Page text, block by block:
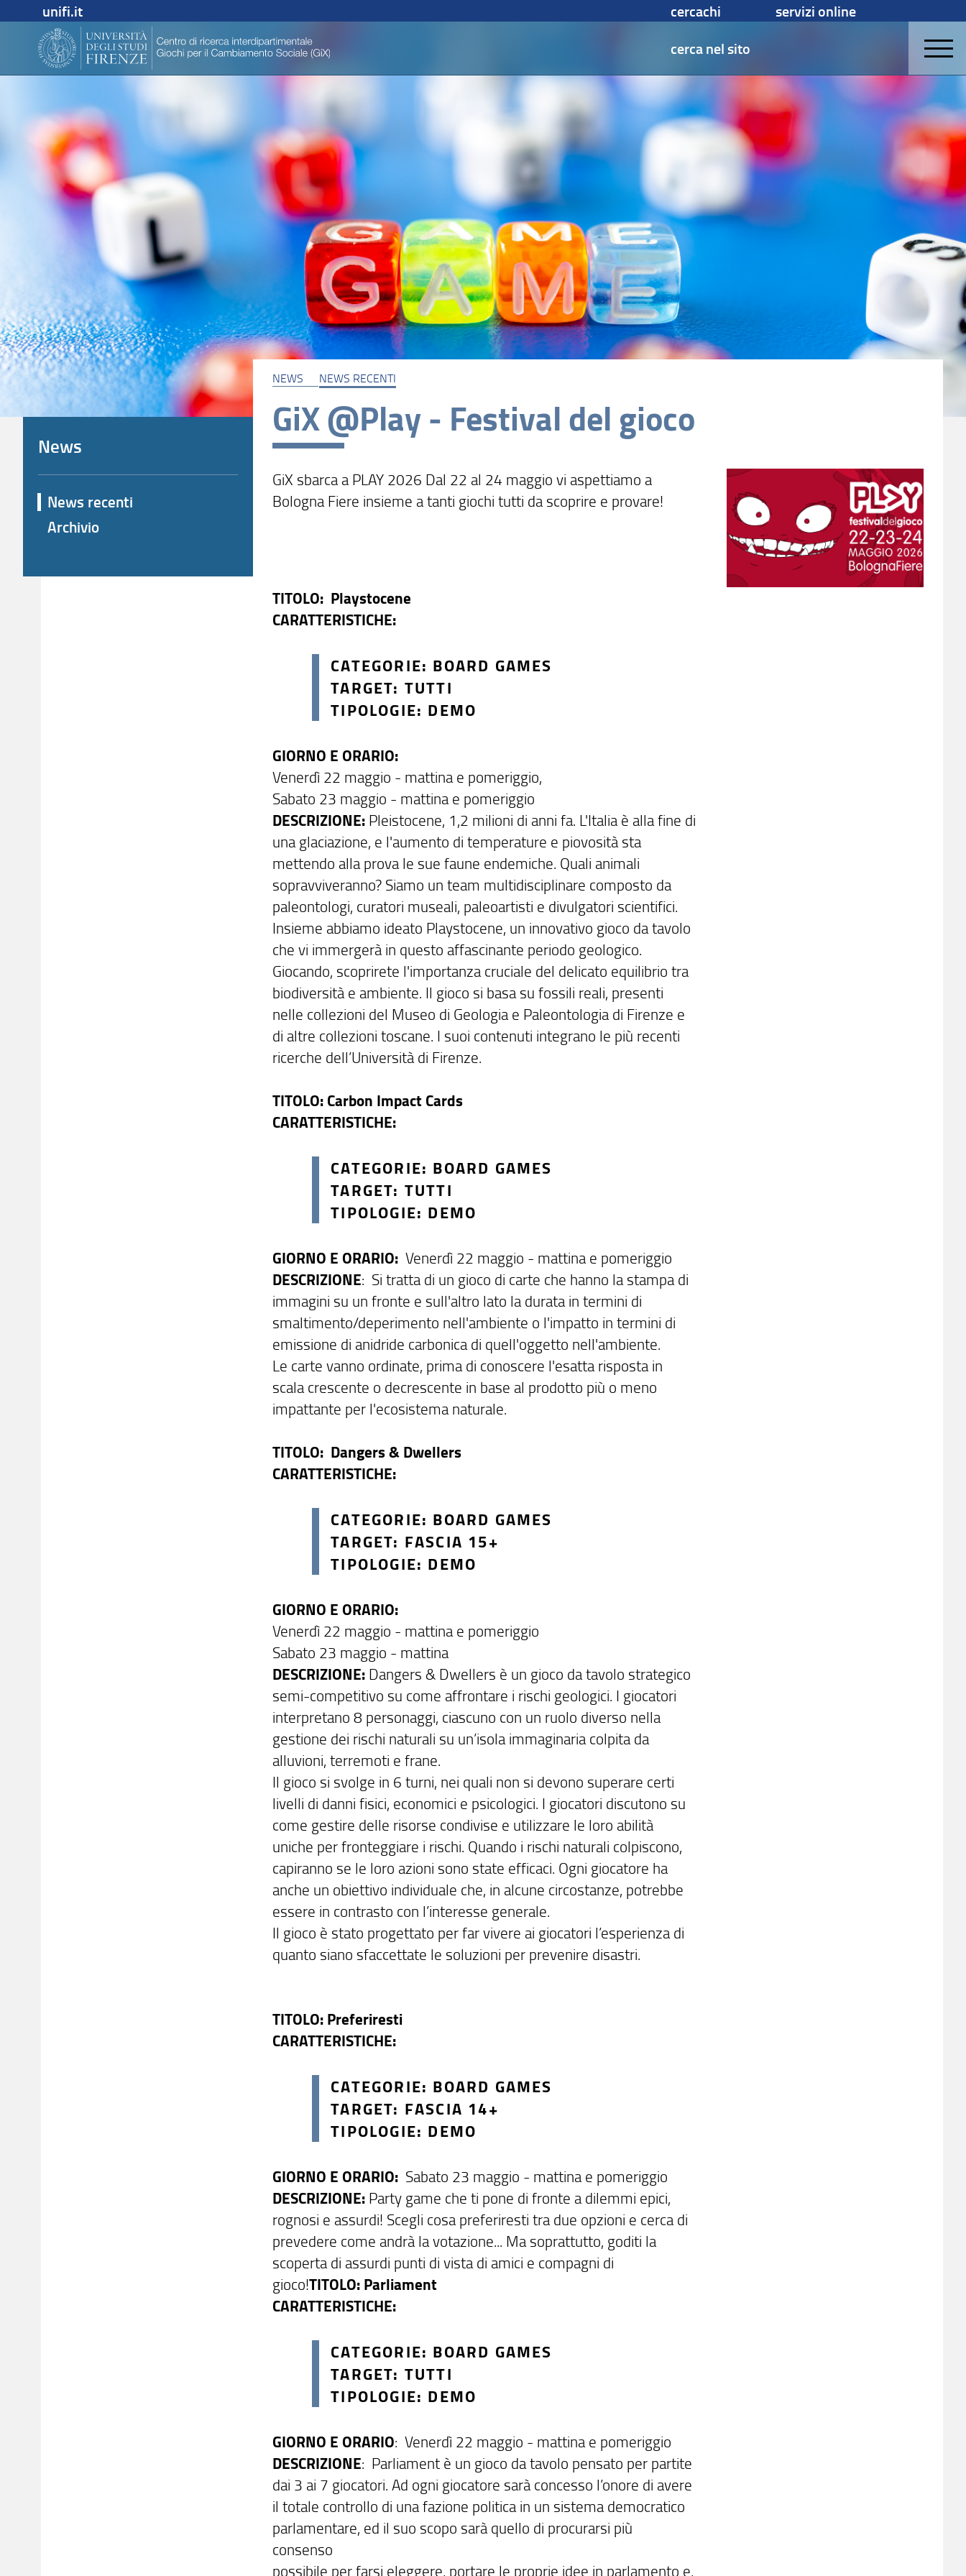
unifi.it cercachi
servizi online
cerca nel sito
NEWS NEWS RECENTI
GiX @Play - Festival del gioco
GiX sbarca a PLAY 2026 Dal 22 al 24 maggio vi aspettiamo a
Bologna Fiere insieme a tanti giochi tutti da scoprire e provare!
TITOLO: Playstocene
CARATTERISTICHE:
CATEGORIE: BOARD GAMES
TARGET: TUTTI
TIPOLOGIE: DEMO
GIORNO E ORARIO:
Venerdì 22 maggio - mattina e pomeriggio,
Sabato 23 maggio - mattina e pomeriggio
DESCRIZIONE: Pleistocene, 1,2 milioni di anni fa. L'Italia è alla fine di
una glaciazione, e l'aumento di temperature e piovosità sta
mettendo alla prova le sue faune endemiche. Quali animali
sopravviveranno? Siamo un team multidisciplinare composto da
paleontologi, curatori museali, paleoartisti e divulgatori scientifici.
Insieme abbiamo ideato Playstocene, un innovativo gioco da tavolo
che vi immergerà in questo affascinante periodo geologico.
Giocando, scoprirete l'importanza cruciale del delicato equilibrio tra
biodiversità e ambiente. Il gioco si basa su fossili reali, presenti
nelle collezioni del Museo di Geologia e Paleontologia di Firenze e
di altre collezioni toscane. I suoi contenuti integrano le più recenti
ricerche dell’Università di Firenze.
TITOLO: Carbon Impact Cards
CARATTERISTICHE:
CATEGORIE: BOARD GAMES
TARGET: TUTTI
TIPOLOGIE: DEMO
GIORNO E ORARIO: Venerdì 22 maggio - mattina e pomeriggio
DESCRIZIONE: Si tratta di un gioco di carte che hanno la stampa di
immagini su un fronte e sull'altro lato la durata in termini di
smaltimento/deperimento nell'ambiente o l'impatto in termini di
emissione di anidride carbonica di quell'oggetto nell'ambiente.
Le carte vanno ordinate, prima di conoscere l'esatta risposta in
scala crescente o decrescente in base al prodotto più o meno
impattante per l'ecosistema naturale.
TITOLO: Dangers & Dwellers
CARATTERISTICHE:
CATEGORIE: BOARD GAMES
TARGET: FASCIA 15+
TIPOLOGIE: DEMO
GIORNO E ORARIO:
Venerdì 22 maggio - mattina e pomeriggio
Sabato 23 maggio - mattina
DESCRIZIONE: Dangers & Dwellers è un gioco da tavolo strategico
semi-competitivo su come affrontare i rischi geologici. I giocatori
interpretano 8 personaggi, ciascuno con un ruolo diverso nella
gestione dei rischi naturali su un’isola immaginaria colpita da
alluvioni, terremoti e frane.
Il gioco si svolge in 6 turni, nei quali non si devono superare certi
livelli di danni fisici, economici e psicologici. I giocatori discutono su
come gestire delle risorse condivise e utilizzare le loro abilità
uniche per fronteggiare i rischi. Quando i rischi naturali colpiscono,
capiranno se le loro azioni sono state efficaci. Ogni giocatore ha
anche un obiettivo individuale che, in alcune circostanze, potrebbe
essere in contrasto con l’interesse generale.
Il gioco è stato progettato per far vivere ai giocatori l’esperienza di
quanto siano sfaccettate le soluzioni per prevenire disastri.
TITOLO: Preferiresti
CARATTERISTICHE:
CATEGORIE: BOARD GAMES
TARGET: FASCIA 14+
TIPOLOGIE: DEMO
GIORNO E ORARIO: Sabato 23 maggio - mattina e pomeriggio
DESCRIZIONE: Party game che ti pone di fronte a dilemmi epici,
rognosi e assurdi! Scegli cosa preferiresti tra due opzioni e cerca di
prevedere come andrà la votazione... Ma soprattutto, goditi la
scoperta di assurdi punti di vista di amici e compagni di
gioco!TITOLO: Parliament
CARATTERISTICHE:
CATEGORIE: BOARD GAMES
TARGET: TUTTI
TIPOLOGIE: DEMO
GIORNO E ORARIO: Venerdì 22 maggio - mattina e pomeriggio
DESCRIZIONE: Parliament è un gioco da tavolo pensato per partite
dai 3 ai 7 giocatori. Ad ogni giocatore sarà concesso l’onore di avere
il totale controllo di una fazione politica in un sistema democratico
parlamentare, ed il suo scopo sarà quello di procurarsi più
consenso
possibile per farsi eleggere, portare le proprie idee in parlamento e,
News
News recenti
Archivio